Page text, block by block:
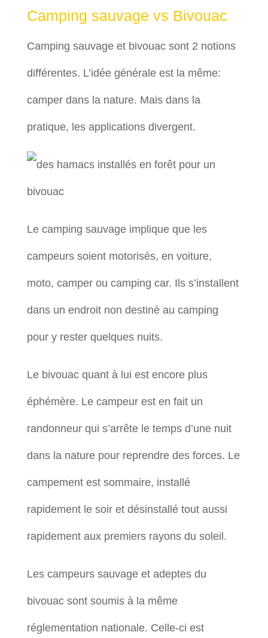
Camping sauvage vs Bivouac
Camping sauvage et bivouac sont 2 notions
différentes. L’idée générale est la même:
camper dans la nature. Mais dans la
pratique, les applications divergent.
Le camping sauvage implique que les
campeurs soient motorisés, en voiture,
moto, camper ou camping car. Ils s’installent
dans un endroit non destiné au camping
pour y rester quelques nuits.
Le bivouac quant à lui est encore plus
éphémère. Le campeur est en fait un
randonneur qui s’arrête le temps d’une nuit
dans la nature pour reprendre des forces. Le
campement est sommaire, installé
rapidement le soir et désinstallé tout aussi
rapidement aux premiers rayons du soleil.
Les campeurs sauvage et adeptes du
bivouac sont soumis à la même
réglementation nationale. Celle-ci est